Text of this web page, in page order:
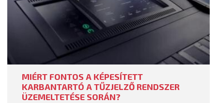
MIÉRT FONTOS A KÉPESÍTETT
KARBANTARTÓ A TŰZJELZŐ RENDSZER
ÜZEMELTETÉSE SORÁN?